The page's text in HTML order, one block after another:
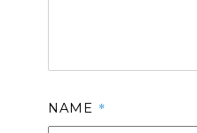
NAME *